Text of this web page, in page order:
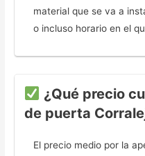
material que se va a
o incluso horario en el
¿Qué precio
de puerta
El precio medio por la